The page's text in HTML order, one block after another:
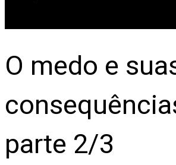
O medo e
parte 2/3